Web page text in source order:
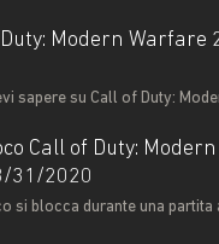
Duty: Modern
sapere su Call of Duty:
Call of Duty:
31/2020
si blocca durante una